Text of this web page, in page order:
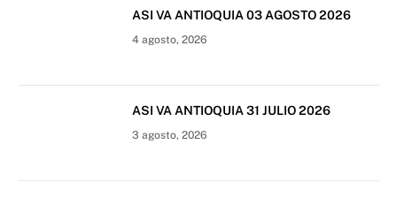
ASI VA ANTIOQUIA 03 AGOSTO 2026
4 agosto, 2026
ASI VA ANTIOQUIA 31 JULIO 2026
3 agosto, 2026